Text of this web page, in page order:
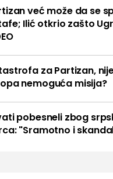
već može da se
Ilić otkrio zašto
za Partizan,
nemoguća misija?
pobesneli zbog
"Sramotno i